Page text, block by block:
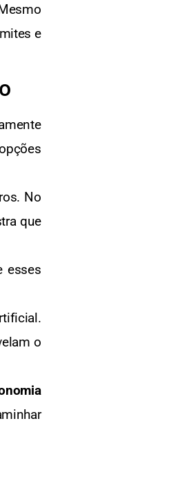
e
No
que
esses
o